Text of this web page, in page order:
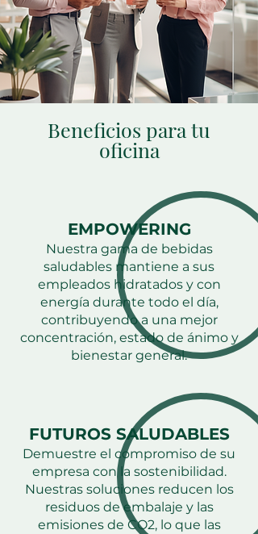
Beneficios para tu
oficina
EMPOWERING
Nuestra gama de bebidas
saludables mantiene a sus
empleados hidratados y con
energía durante todo el día,
contribuyendo a una mejor
concentración, estado de ánimo y
bienestar general.
FUTUROS SALUDABLES
Demuestre el compromiso de su
empresa con la sostenibilidad.
Nuestras soluciones reducen los
residuos de embalaje y las
emisiones de CO2, lo que las